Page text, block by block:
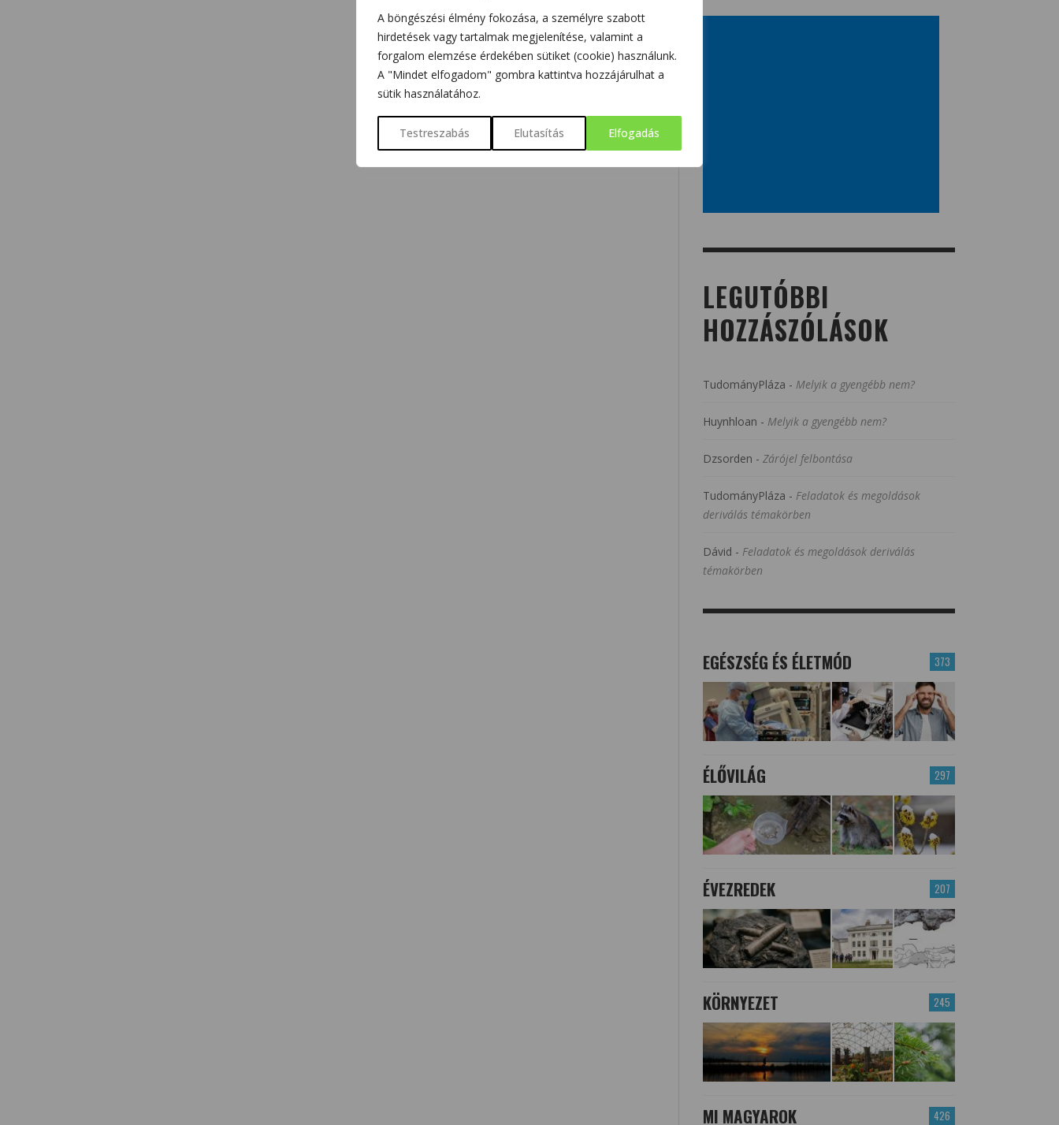
A böngészési élmény fokozása, a személyre szabott
hirdetések vagy tartalmak megjelenítése, valamint a
forgalom elemzése érdekében sütiket (cookie) használunk.
A "Mindet elfogadom" gombra kattintva hozzájárulhat a
sütik használatához.
Testreszabás Elutasítás Elfogadás
LEGUTÓBBI
HOZZÁSZÓLÁSOK
TudományPláza - Melyik a gyengébb nem?
Huynhloan - Melyik a gyengébb nem?
Dzsorden - Zárójel felbontása
TudományPláza - Feladatok és megoldások
deriválás témakörben
Dávid - Feladatok és megoldások deriválás
témakörben
373
EGÉSZSÉG ÉS ÉLETMÓD
297
ÉLŐVILÁG
207
ÉVEZREDEK
245
KÖRNYEZET
426
MI MAGYAROK